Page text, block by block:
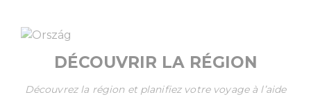
DÉCOUVRIR LA RÉGION
Découvrez la région et planifiez votre voyage à l’aide